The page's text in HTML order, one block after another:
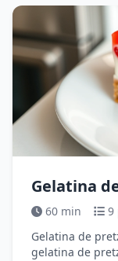
Gelatina
60 min
9
Gelatina de
gelatina de